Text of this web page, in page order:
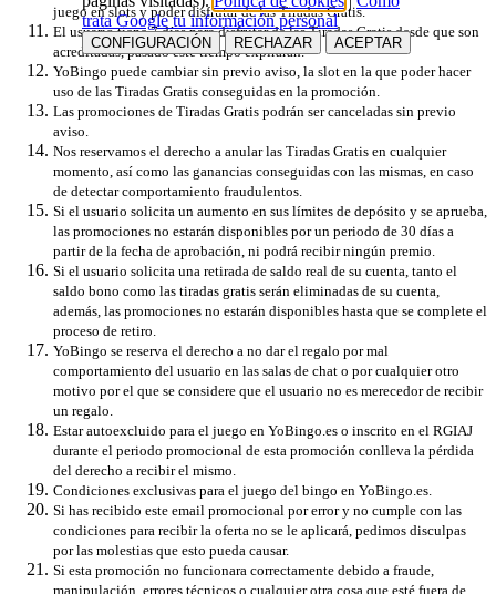
juego en slots y poder disfrutar de las Tiradas Gratis.
El usuario tiene 7 días para disfrutar de las Tiradas Gratis desde que son
acreditadas, pasado este tiempo expirarán.
YoBingo puede cambiar sin previo aviso, la slot en la que poder hacer
uso de las Tiradas Gratis conseguidas en la promoción.
Las promociones de Tiradas Gratis podrán ser canceladas sin previo
aviso.
Nos reservamos el derecho a anular las Tiradas Gratis en cualquier
momento, así como las ganancias conseguidas con las mismas, en caso
de detectar comportamiento fraudulentos.
Si el usuario solicita un aumento en sus límites de depósito y se aprueba,
las promociones no estarán disponibles por un periodo de 30 días a
partir de la fecha de aprobación, ni podrá recibir ningún premio.
Si el usuario solicita una retirada de saldo real de su cuenta, tanto el
saldo bono como las tiradas gratis serán eliminadas de su cuenta,
además, las promociones no estarán disponibles hasta que se complete el
proceso de retiro.
YoBingo se reserva el derecho a no dar el regalo por mal
comportamiento del usuario en las salas de chat o por cualquier otro
motivo por el que se considere que el usuario no es merecedor de recibir
un regalo.
Estar autoexcluido para el juego en YoBingo.es o inscrito en el RGIAJ
durante el periodo promocional de esta promoción conlleva la pérdida
del derecho a recibir el mismo.
Condiciones exclusivas para el juego del bingo en YoBingo.es.
Si has recibido este email promocional por error y no cumple con las
condiciones para recibir la oferta no se le aplicará, pedimos disculpas
por las molestias que esto pueda causar.
Si esta promoción no funcionara correctamente debido a fraude,
manipulación, errores técnicos o cualquier otra cosa que esté fuera de
trata Google tu información personal
CONFIGURACIÓN RECHAZAR ACEPTAR